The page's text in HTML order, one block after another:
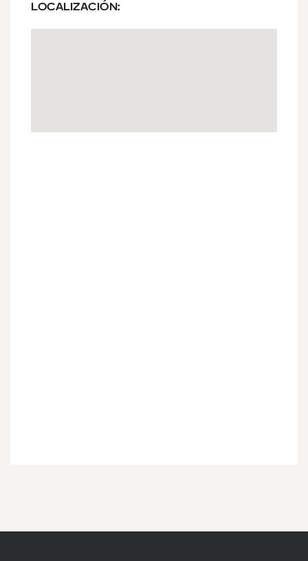
LOCALIZACIÓN: